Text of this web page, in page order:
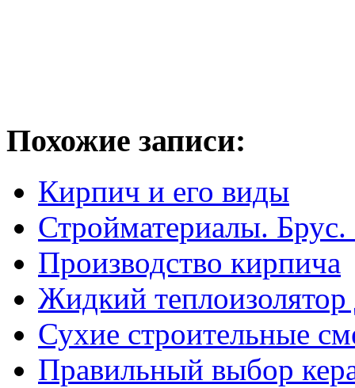
Похожие записи:
Кирпич и его виды
Стройматериалы. Брус.
Производство кирпича
Жидкий теплоизолятор
Сухие строительные
Правильный выбор